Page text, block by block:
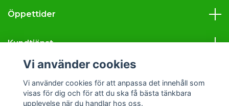
Öppettider
Kundtjänst
Läs mer
Sociala medier
Vi använder cookies
Vi använder cookies för att anpassa det innehåll som
visas för dig och för att du ska få bästa tänkbara
upplevelse när du handlar hos oss.